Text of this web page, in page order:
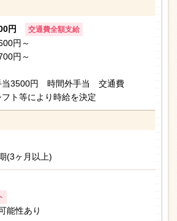
円 交通費全額支給
円～
円～
3500円 時間外手当 交通費
ト等により時給を決定
(3ヶ月以上)
能性あり